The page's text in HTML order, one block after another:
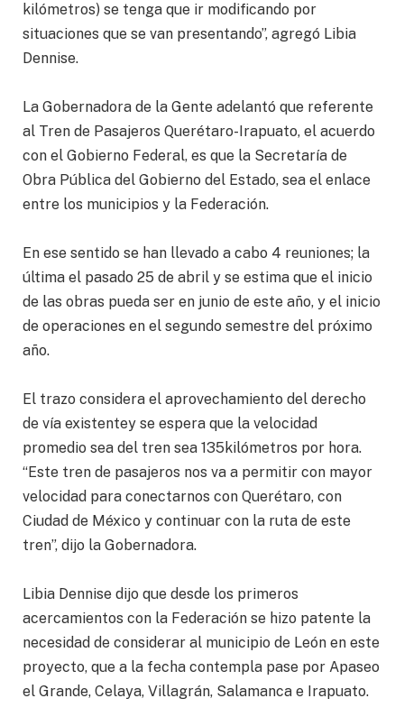
kilómetros) se tenga que ir modificando por
situaciones que se van presentando”, agregó Libia
Dennise.
La Gobernadora de la Gente adelantó que referente
al Tren de Pasajeros Querétaro-Irapuato, el acuerdo
con el Gobierno Federal, es que la Secretaría de
Obra Pública del Gobierno del Estado, sea el enlace
entre los municipios y la Federación.
En ese sentido se han llevado a cabo 4 reuniones; la
última el pasado 25 de abril y se estima que el inicio
de las obras pueda ser en junio de este año, y el inicio
de operaciones en el segundo semestre del próximo
año.
El trazo considera el aprovechamiento del derecho
de vía existentey se espera que la velocidad
promedio sea del tren sea 135kilómetros por hora.
“Este tren de pasajeros nos va a permitir con mayor
velocidad para conectarnos con Querétaro, con
Ciudad de México y continuar con la ruta de este
tren”, dijo la Gobernadora.
Libia Dennise dijo que desde los primeros
acercamientos con la Federación se hizo patente la
necesidad de considerar al municipio de León en este
proyecto, que a la fecha contempla pase por Apaseo
el Grande, Celaya, Villagrán, Salamanca e Irapuato.